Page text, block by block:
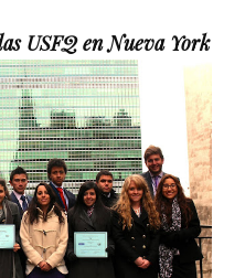
USFQ en Nueva York